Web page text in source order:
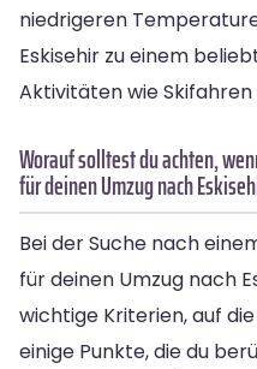
niedrigeren
Eskisehir zu einem
Aktivitäten wie
Worauf solltest du achten,
für deinen Umzug nach
Bei der Suche nach
für deinen Umzug nach
wichtige Kriterien, auf
einige Punkte, die du